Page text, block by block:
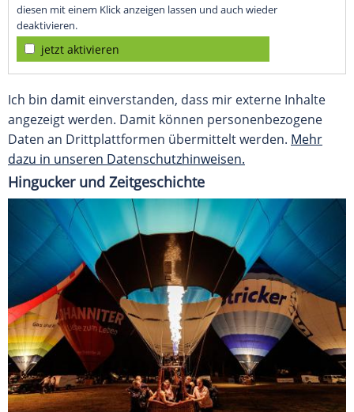
diesen mit einem Klick anzeigen lassen und auch wieder
deaktivieren.
jetzt aktivieren
Ich bin damit einverstanden, dass mir externe Inhalte
angezeigt werden. Damit können personenbezogene
Daten an Drittplattformen übermittelt werden. Mehr
dazu in unseren Datenschutzhinweisen.
Hingucker und Zeitgeschichte